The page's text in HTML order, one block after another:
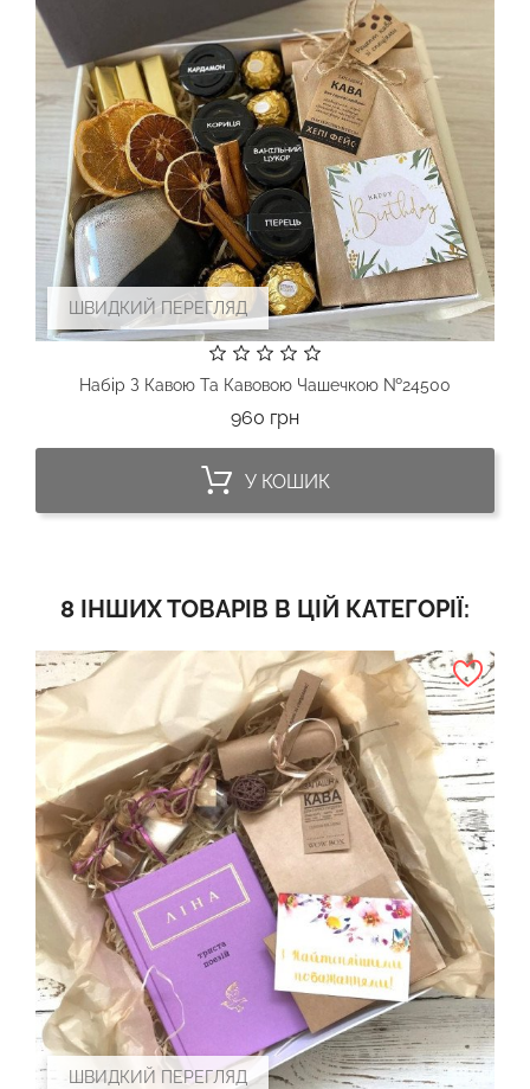
ШВИДКИЙ ПЕРЕГЛЯД
Набір З Кавою Та Кавовою Чашечкою №24500
960 грнЦіна
У КОШИК
8 ІНШИХ ТОВАРІВ В ЦІЙ КАТЕГОРІЇ:
ШВИДКИЙ ПЕРЕГЛЯД